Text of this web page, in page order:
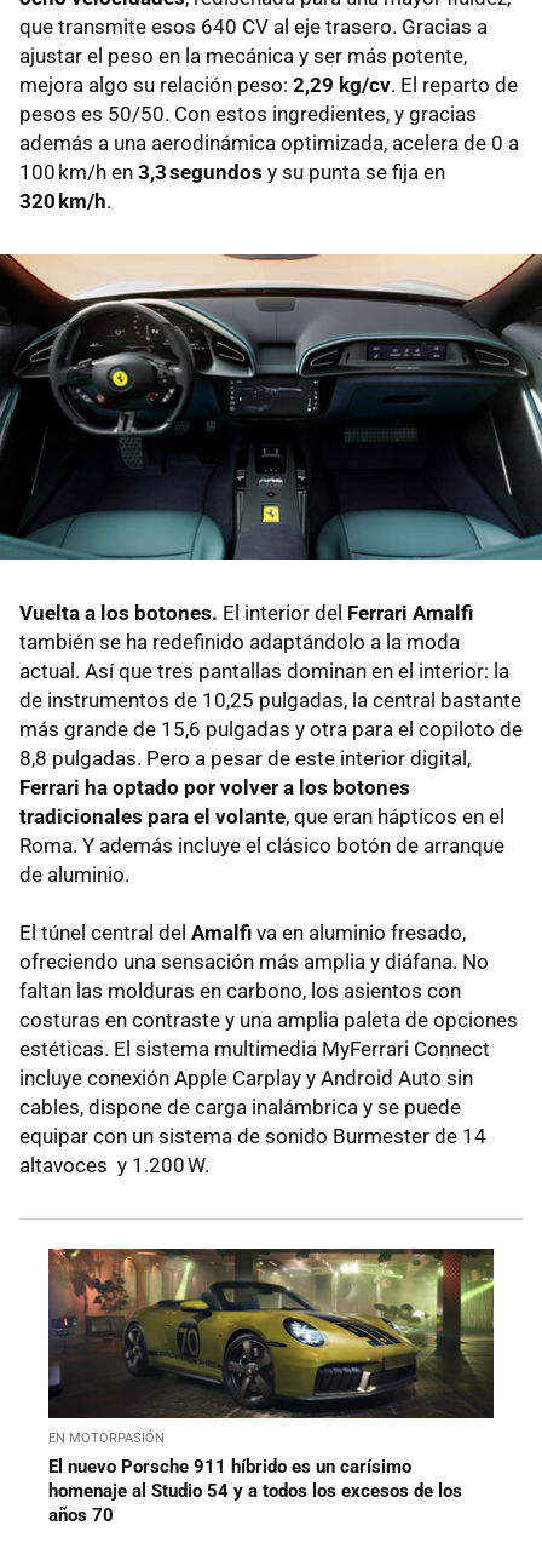
que transmite esos 640 CV al eje trasero. Gracias a
ajustar el peso en la mecánica y ser más potente,
mejora algo su relación peso: 2,29 kg/cv. El reparto de
pesos es 50/50. Con estos ingredientes, y gracias
además a una aerodinámica optimizada, acelera de 0 a
100 km/h en 3,3 segundos y su punta se fija en
320 km/h.
Vuelta a los botones. El interior del Ferrari Amalfi
también se ha redefinido adaptándolo a la moda
actual. Así que tres pantallas dominan en el interior: la
de instrumentos de 10,25 pulgadas, la central bastante
más grande de 15,6 pulgadas y otra para el copiloto de
8,8 pulgadas. Pero a pesar de este interior digital,
Ferrari ha optado por volver a los botones
tradicionales para el volante, que eran hápticos en el
Roma. Y además incluye el clásico botón de arranque
de aluminio.
El túnel central del Amalfi va en aluminio fresado,
ofreciendo una sensación más amplia y diáfana. No
faltan las molduras en carbono, los asientos con
costuras en contraste y una amplia paleta de opciones
estéticas. El sistema multimedia MyFerrari Connect
incluye conexión Apple Carplay y Android Auto sin
cables, dispone de carga inalámbrica y se puede
equipar con un sistema de sonido Burmester de 14
altavoces y 1.200 W.
EN MOTORPASIÓN
El nuevo Porsche 911 híbrido es un carísimo
homenaje al Studio 54 y a todos los excesos de los
años 70